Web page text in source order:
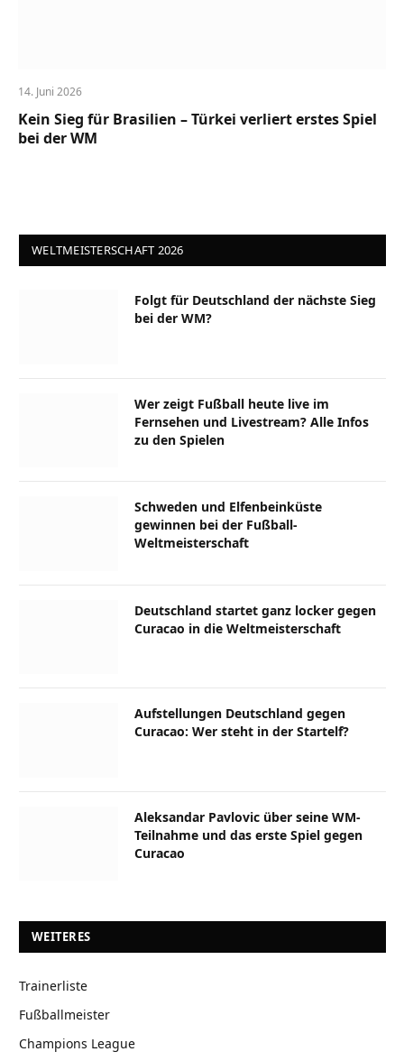
14. Juni 2026
Kein Sieg für Brasilien – Türkei verliert erstes Spiel
bei der WM
WELTMEISTERSCHAFT 2026
Folgt für Deutschland der nächste Sieg
bei der WM?
Wer zeigt Fußball heute live im
Fernsehen und Livestream? Alle Infos
zu den Spielen
Schweden und Elfenbeinküste
gewinnen bei der Fußball-
Weltmeisterschaft
Deutschland startet ganz locker gegen
Curacao in die Weltmeisterschaft
Aufstellungen Deutschland gegen
Curacao: Wer steht in der Startelf?
Aleksandar Pavlovic über seine WM-
Teilnahme und das erste Spiel gegen
Curacao
WEITERES
Trainerliste
Fußballmeister
Champions League